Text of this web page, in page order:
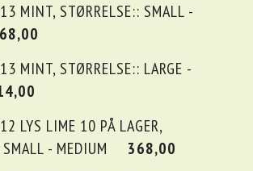
MINT, STØRRELSE:: SMALL -
MINT, STØRRELSE:: LARGE -
LYS LIME 10 PÅ LAGER,
SMALL - MEDIUM
368,00